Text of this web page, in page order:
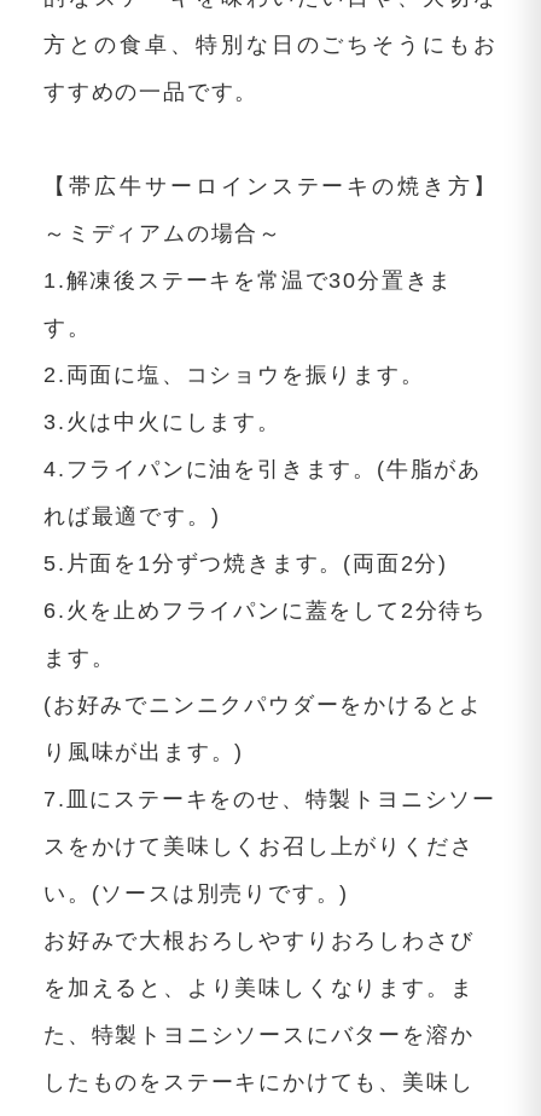
方との食卓、特別な日のごちそうにもお
すすめの一品です。
【帯広牛サーロインステーキの焼き方】
～ミディアムの場合～
1.解凍後ステーキを常温で30分置きま
す。
2.両面に塩、コショウを振ります。
3.火は中火にします。
4.フライパンに油を引きます。(牛脂があ
れば最適です。)
5.片面を1分ずつ焼きます。(両面2分)
6.火を止めフライパンに蓋をして2分待ち
ます。
(お好みでニンニクパウダーをかけるとよ
り風味が出ます。)
7.皿にステーキをのせ、特製トヨニシソー
スをかけて美味しくお召し上がりくださ
い。(ソースは別売りです。)
お好みで大根おろしやすりおろしわさび
を加えると、より美味しくなります。ま
た、特製トヨニシソースにバターを溶か
したものをステーキにかけても、美味し